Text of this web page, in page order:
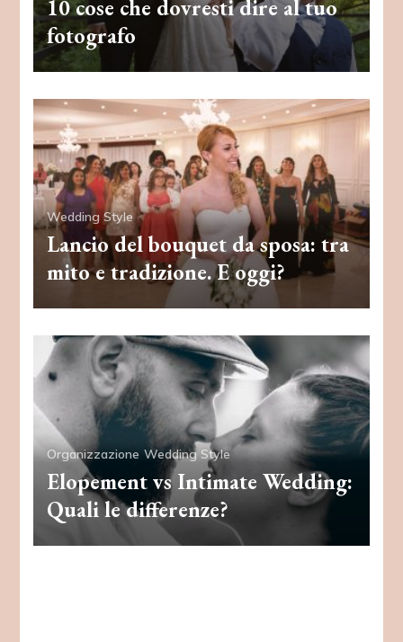
10 cose che dovresti dire al tuo
fotografo
Wedding Style
Lancio del bouquet da sposa: tra
mito e tradizione. E oggi?
Organizzazione Wedding Style
Elopement vs Intimate Wedding:
Quali le differenze?